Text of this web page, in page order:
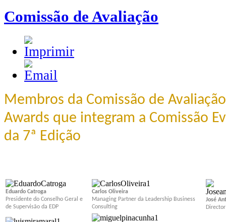
Comissão de Avaliação
Membros da Comissão de
Awards que integram a Comissão
da 7ª Edição
Eduardo Catroga
Presidente do Conselho Geral e
de Supervisão da EDP
Carlos Oliveira
Managing Partner da Leadership Business
Consulting
José